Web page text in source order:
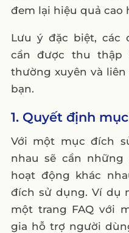
đem lại hiệu quả cao
Lưu ý đặc biệt, các
cần được thu thập
thường xuyên và
bạn.
1. Quyết định
Với một mục đích
nhau sẽ cần
hoạt động khác
đích sử dụng. Ví dụ
một trang FAQ với
gia hỗ trợ người